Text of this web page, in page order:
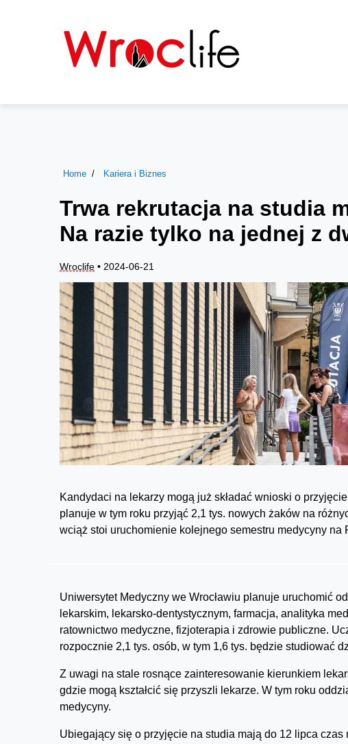
Home Kariera i Biznes
Trwa rekrutacja na studia
Na razie tylko na jednej z
Wroclife • 2024-06-21
Kandydaci na lekarzy mogą już składać wnioski o
planuje w tym roku przyjąć 2,1 tys. nowych żaków na
wciąż stoi uruchomienie kolejnego semestru medycyny na
Uniwersytet Medyczny we Wrocławiu planuje uruchomić
lekarskim, lekarsko-dentystycznym, farmacja, analityka
ratownictwo medyczne, fizjoterapia i zdrowie publiczne.
rozpocznie 2,1 tys. osób, w tym 1,6 tys. będzie studiować
Z uwagi na stale rosnące zainteresowanie kierunkiem
gdzie mogą kształcić się przyszli lekarze. W tym roku
medycyny.
Ubiegający się o przyjęcie na studia mają do 12 lipca